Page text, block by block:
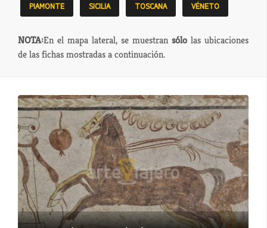
PIAMONTE SICILIA TOSCANA VÉNETO
NOTA:En el mapa lateral, se muestran sólo las ubicaciones
de las fichas mostradas a continuación.